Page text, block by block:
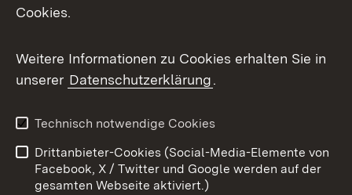
Youtube
Kontakt
Datenschutz
Barrierefreiheit
Impressum
Cookies
Cookies.
Weitere Informationen zu Cookies erhalten Sie in
unserer Datenschutzerklärung.
Technisch notwendige Cookies
Drittanbieter-Cookies (Social-Media-Elemente von
Facebook, X / Twitter und Google werden auf der
gesamten Webseite aktiviert.)